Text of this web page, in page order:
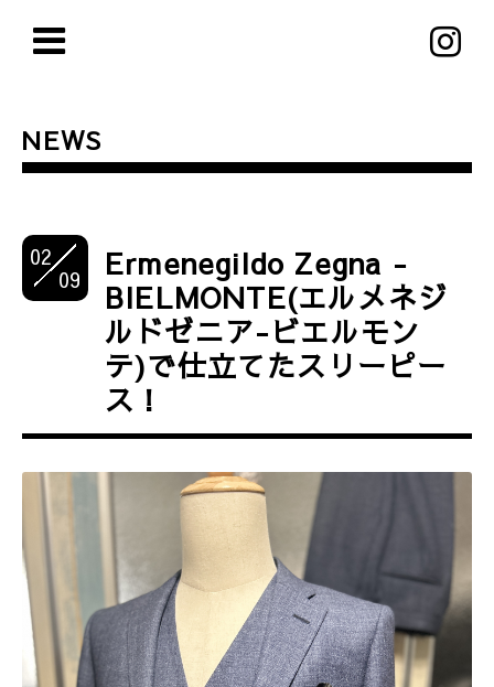
NEWS
02
09
Ermenegildo Zegna -
BIELMONTE(エルメネジ
ルドゼニア-ビエルモン
テ)で仕立てたスリーピー
ス！